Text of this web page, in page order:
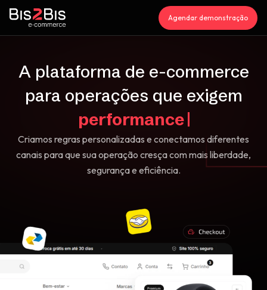
Agendar demonstração
A plataforma de e-commerce
para operações que exigem
Criamos regras personalizadas e conectamos diferentes
canais para que sua operação cresça com mais liberdade,
segurança e eficiência.